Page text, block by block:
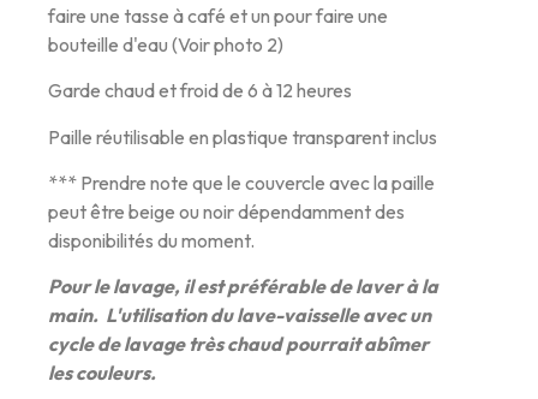
faire une tasse à café et un pour faire une
bouteille d'eau (Voir photo 2)
Garde chaud et froid de 6 à 12 heures
Paille réutilisable en plastique transparent inclus
*** Prendre note que le couvercle avec la paille
peut être beige ou noir dépendamment des
disponibilités du moment.
Pour le lavage, il est préférable de laver à la
main. L'utilisation du lave-vaisselle avec un
cycle de lavage très chaud pourrait abîmer
les couleurs.